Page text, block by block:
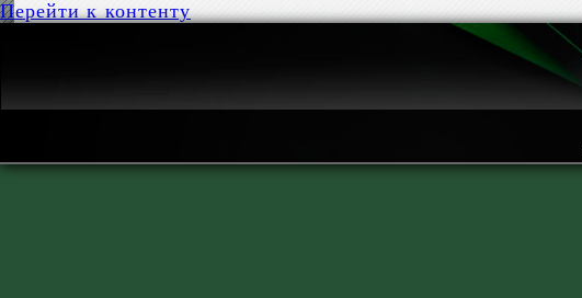
Перейти к контенту